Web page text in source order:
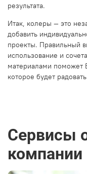
результата.
Итак, колеры — это
добавить
проекты. Правильный
использование и
материалами поможет
которое будет
Сервисы
компании